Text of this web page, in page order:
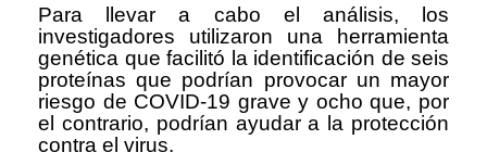
Para llevar a cabo el análisis, los
investigadores utilizaron una herramienta
genética que facilitó la identificación de seis
proteínas que podrían provocar un mayor
riesgo de COVID-19 grave y ocho que, por
el contrario, podrían ayudar a la protección
contra el virus.